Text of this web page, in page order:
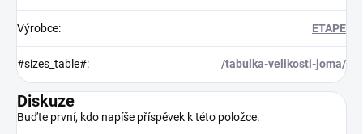
Výrobce: ETAPE
#sizes_table#: /tabulka-velikosti-joma/
Diskuze
Buďte první, kdo napíše příspěvek k této položce.